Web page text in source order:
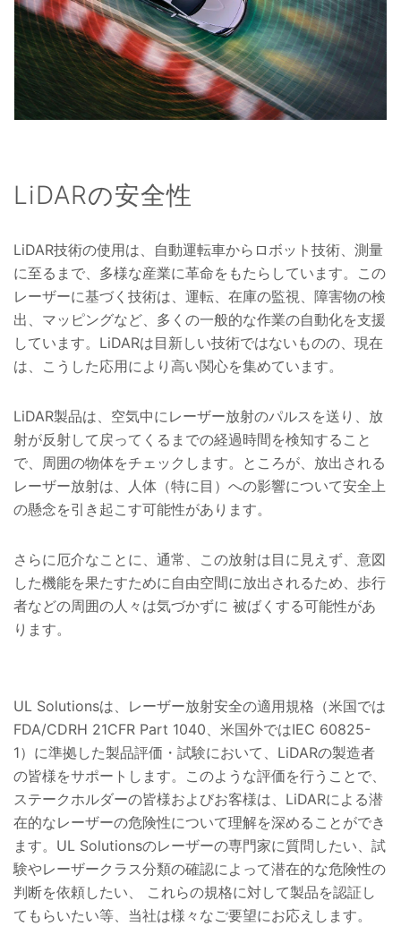
LiDARの安全性
LiDAR技術の使用は、自動運転車からロボット技術、測量
に至るまで、多様な産業に革命をもたらしています。この
レーザーに基づく技術は、運転、在庫の監視、障害物の検
出、マッピングなど、多くの一般的な作業の自動化を支援
しています。LiDARは目新しい技術ではないものの、現在
は、こうした応用により高い関心を集めています。
LiDAR製品は、空気中にレーザー放射のパルスを送り、放
射が反射して戻ってくるまでの経過時間を検知すること
で、周囲の物体をチェックします。ところが、放出される
レーザー放射は、人体（特に目）への影響について安全上
の懸念を引き起こす可能性があります。
さらに厄介なことに、通常、この放射は目に見えず、意図
した機能を果たすために自由空間に放出されるため、歩行
者などの周囲の人々は気づかずに 被ばくする可能性があ
ります。
UL Solutionsは、レーザー放射安全の適用規格（米国では
FDA/CDRH 21CFR Part 1040、米国外ではIEC 60825-
1）に準拠した製品評価・試験において、LiDARの製造者
の皆様をサポートします。このような評価を行うことで、
ステークホルダーの皆様およびお客様は、LiDARによる潜
在的なレーザーの危険性について理解を深めることができ
ます。UL Solutionsのレーザーの専門家に質問したい、試
験やレーザークラス分類の確認によって潜在的な危険性の
判断を依頼したい、 これらの規格に対して製品を認証し
てもらいたい等、当社は様々なご要望にお応えします。